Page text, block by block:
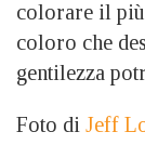
colorare il
coloro che
gentilezza
Foto di Jeff